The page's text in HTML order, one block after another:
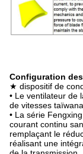
Configuration
★ dispositif de
• Le ventilateur de
de vitesses
• La série
courant continu
remplaçant le
réalisant une